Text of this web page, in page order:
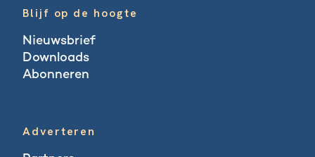
Blijf op de hoogte
Nieuwsbrief
Downloads
Abonneren
Adverteren